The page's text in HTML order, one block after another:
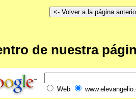
de nuestra
Web